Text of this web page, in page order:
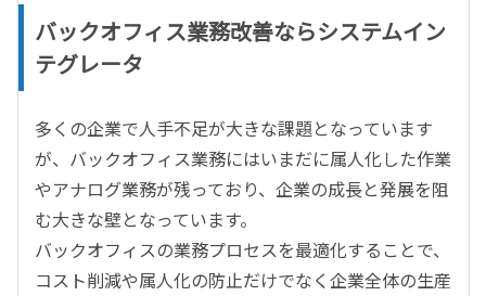
バックオフィス業務改善ならシステムイン
テグレータ
多くの企業で人手不足が大きな課題となっています
が、バックオフィス業務にはいまだに属人化した作業
やアナログ業務が残っており、企業の成長と発展を阻
む大きな壁となっています。
バックオフィスの業務プロセスを最適化することで、
コスト削減や属人化の防止だけでなく企業全体の生産